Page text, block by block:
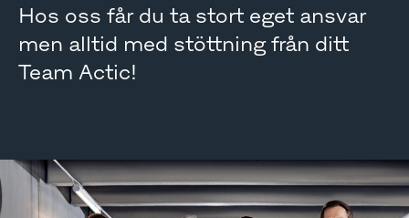
Hos oss får du ta stort eget ansvar
men alltid med stöttning från ditt
Team Actic!